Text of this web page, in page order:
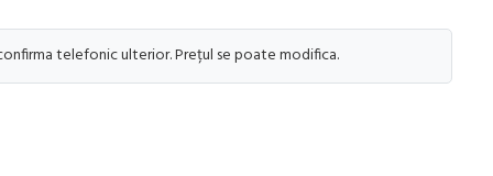
telefonic ulterior. Prețul se poate modifica.